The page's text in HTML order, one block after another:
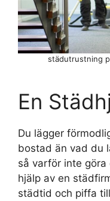
En
Du lägger
bostad än vad du
så varför inte
hjälp av en
städtid och piffa
städutrustning